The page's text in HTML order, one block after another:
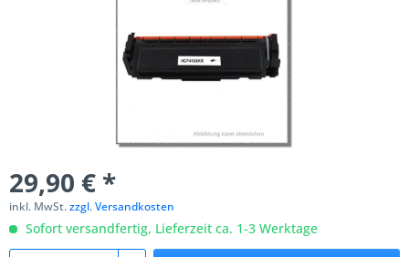
29,90 € *
inkl. MwSt.zzgl. Versandkosten
Sofort versandfertig, Lieferzeit ca. 1-3 Werktage